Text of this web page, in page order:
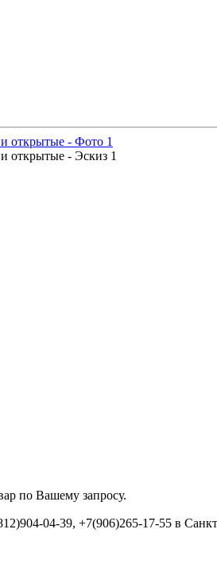
по Вашему запросу.
04-39, +7(906)265-17-55 в